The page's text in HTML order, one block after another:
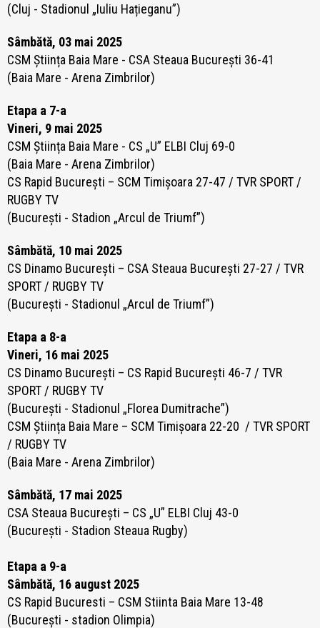
(Cluj - Stadionul „Iuliu Hațieganu”)
Sâmbătă, 03 mai 2025
CSM Știința Baia Mare - CSA Steaua București 36-41
(Baia Mare - Arena Zimbrilor)
Etapa a 7-a
Vineri, 9 mai 2025
CSM Știința Baia Mare - CS „U” ELBI Cluj 69-0
(Baia Mare - Arena Zimbrilor)
CS Rapid București – SCM Timișoara 27-47 / TVR SPORT /
RUGBY TV
(București - Stadion „Arcul de Triumf”)
Sâmbătă, 10 mai 2025
CS Dinamo București – CSA Steaua București 27-27 / TVR
SPORT / RUGBY TV
(București - Stadionul „Arcul de Triumf”)
Etapa a 8-a
Vineri, 16 mai 2025
CS Dinamo București – CS Rapid București 46-7 / TVR
SPORT / RUGBY TV
(București - Stadionul „Florea Dumitrache”)
CSM Știința Baia Mare – SCM Timișoara 22-20 / TVR SPORT
/ RUGBY TV
(Baia Mare - Arena Zimbrilor)
Sâmbătă, 17 mai 2025
CSA Steaua București – CS „U” ELBI Cluj 43-0
(București - Stadion Steaua Rugby)
Etapa a 9-a
Sâmbătă, 16 august 2025
CS Rapid Bucuresti – CSM Stiinta Baia Mare 13-48
(București - stadion Olimpia)